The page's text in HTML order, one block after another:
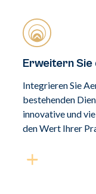
Erweitern Sie
Integrieren Sie
bestehenden
innovative und
den Wert Ihrer